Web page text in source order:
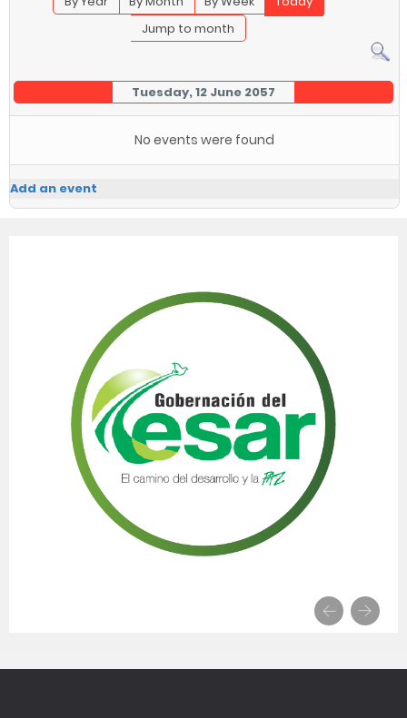
Jump to month
Tuesday, 12 June 2057
No events were found
Add an event